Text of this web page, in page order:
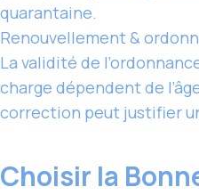
quarantaine.
Renouvellement &
La validité de
charge dépendent de
correction peut justifier
Choisir la